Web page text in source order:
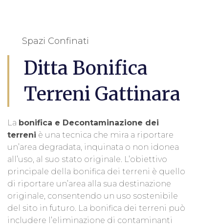
Spazi Confinati
Ditta Bonifica
Terreni Gattinara
La bonifica e Decontaminazione dei
terreni è una tecnica che mira a riportare
un’area degradata, inquinata o non idonea
all’uso, al suo stato originale. L’obiettivo
principale della bonifica dei terreni è quello
di riportare un’area alla sua destinazione
originale, consentendo un uso sostenibile
del sito in futuro. La bonifica dei terreni può
includere l’eliminazione di contaminanti